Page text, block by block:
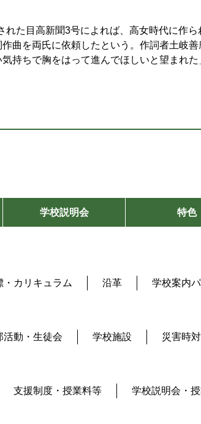
た目高新聞3号によれば、高女時代に作
曲を両氏に依頼したという。作詞者土岐
持ちで胸をはって進んでほしいと望まれた
学校説明会 特色
・カリキュラム 沿革 学校案内
活動・生徒会 学校施設 災害時
支援制度・授業料等 学校説明会・